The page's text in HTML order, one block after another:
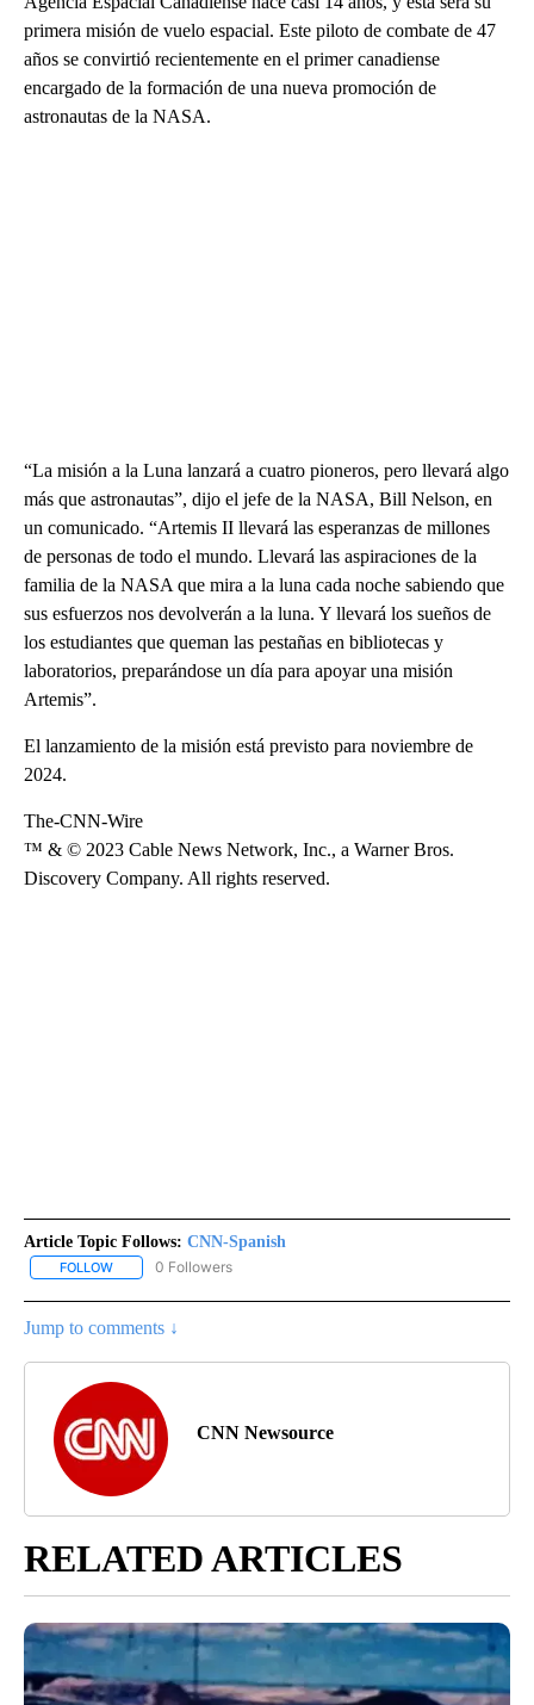
primera misión de vuelo espacial. Este piloto de combate de 47
años se convirtió recientemente en el primer canadiense
encargado de la formación de una nueva promoción de
astronautas de la NASA.
“La misión a la Luna lanzará a cuatro pioneros, pero llevará algo
más que astronautas”, dijo el jefe de la NASA, Bill Nelson, en
un comunicado. “Artemis II llevará las esperanzas de millones
de personas de todo el mundo. Llevará las aspiraciones de la
familia de la NASA que mira a la luna cada noche sabiendo que
sus esfuerzos nos devolverán a la luna. Y llevará los sueños de
los estudiantes que queman las pestañas en bibliotecas y
laboratorios, preparándose un día para apoyar una misión
Artemis”.
El lanzamiento de la misión está previsto para noviembre de
2024.
The-CNN-Wire
™ & © 2023 Cable News Network, Inc., a Warner Bros.
Discovery Company. All rights reserved.
Article Topic Follows: CNN-Spanish
FOLLOW FOLLOW "CNN-SPANISH" TO RECEIVE NOTIFICATIONS ABOUT
0 Followers
Jump to comments ↓
CNN Newsource
RELATED ARTICLES